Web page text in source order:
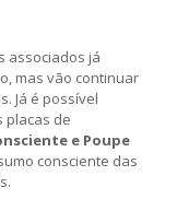
associados já
mas vão continuar
Já é possível
placas de
e Poupe
consciente das